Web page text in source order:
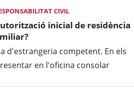
CIVIL
inicial de residència
d'estrangeria competent. En els
en l'oficina consolar